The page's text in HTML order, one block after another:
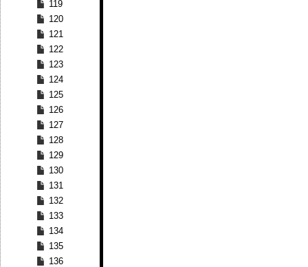
119
120
121
122
123
124
125
126
127
128
129
130
131
132
133
134
135
136